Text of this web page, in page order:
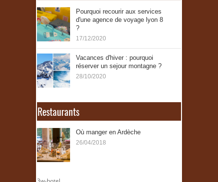
Pourquoi recourir aux services
d'une agence de voyage lyon 8
?
17/12/2020
Vacances d'hiver : pourquoi
réserver un sejour montagne ?
28/10/2020
Restaurants
Où manger en Ardèche
26/04/2018